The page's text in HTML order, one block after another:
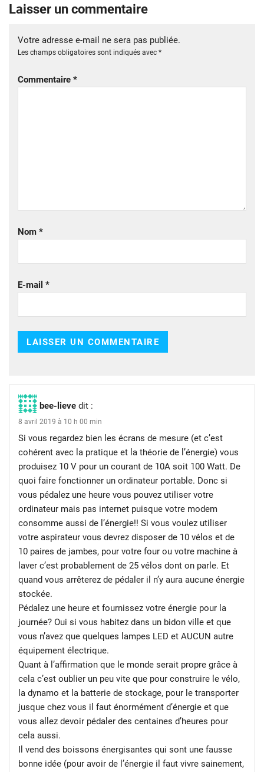
Laisser un commentaire
Votre adresse e-mail ne sera pas publiée.
Les champs obligatoires sont indiqués avec *
Commentaire *
Nom *
E-mail *
bee-lieve dit :
8 avril 2019 à 10 h 00 min
Si vous regardez bien les écrans de mesure (et c’est
cohérent avec la pratique et la théorie de l’énergie) vous
produisez 10 V pour un courant de 10A soit 100 Watt. De
quoi faire fonctionner un ordinateur portable. Donc si
vous pédalez une heure vous pouvez utiliser votre
ordinateur mais pas internet puisque votre modem
consomme aussi de l’énergie!! Si vous voulez utiliser
votre aspirateur vous devrez disposer de 10 vélos et de
10 paires de jambes, pour votre four ou votre machine à
laver c’est probablement de 25 vélos dont on parle. Et
quand vous arrêterez de pédaler il n’y aura aucune énergie
stockée.
Pédalez une heure et fournissez votre énergie pour la
journée? Oui si vous habitez dans un bidon ville et que
vous n’avez que quelques lampes LED et AUCUN autre
équipement électrique.
Quant à l’affirmation que le monde serait propre grâce à
cela c’est oublier un peu vite que pour construire le vélo,
la dynamo et la batterie de stockage, pour le transporter
jusque chez vous il faut énormément d’énergie et que
vous allez devoir pédaler des centaines d’heures pour
cela aussi.
Il vend des boissons énergisantes qui sont une fausse
bonne idée (pour avoir de l’énergie il faut vivre sainement,